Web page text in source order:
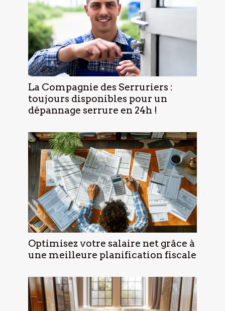
La Compagnie des Serruriers :
toujours disponibles pour un
dépannage serrure en 24h !
Optimisez votre salaire net grâce à
une meilleure planification fiscale